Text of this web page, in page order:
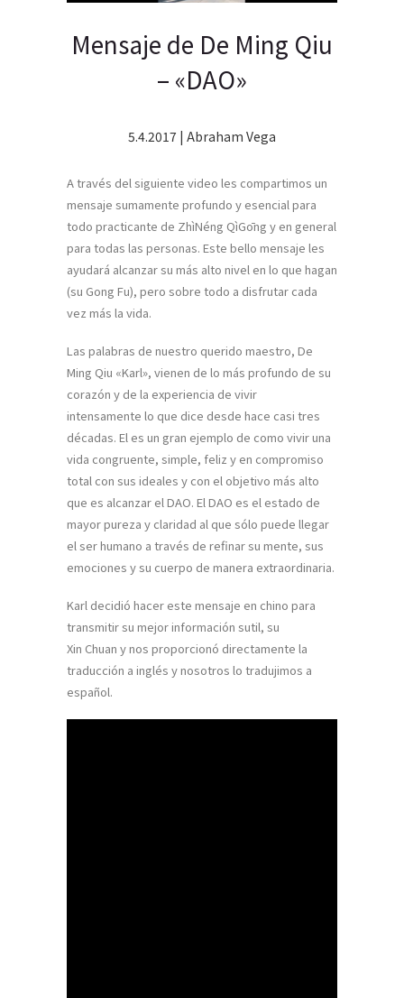
Mensaje de De Ming Qiu
– «DAO»
5.4.2017 | Abraham Vega
A través del siguiente video les compartimos un
mensaje sumamente profundo y esencial para
todo practicante de ZhìNéng QìGōng y en general
para todas las personas. Este bello mensaje les
ayudará alcanzar su más alto nivel en lo que hagan
(su Gong Fu), pero sobre todo a disfrutar cada
vez más la vida.
Las palabras de nuestro querido maestro, De
Ming Qiu «Karl», vienen de lo más profundo de su
corazón y de la experiencia de vivir
intensamente lo que dice desde hace casi tres
décadas. El es un gran ejemplo de como vivir una
vida congruente, simple, feliz y en compromiso
total con sus ideales y con el objetivo más alto
que es alcanzar el DAO. El DAO es el estado de
mayor pureza y claridad al que sólo puede llegar
el ser humano a través de refinar su mente, sus
emociones y su cuerpo de manera extraordinaria.
Karl decidió hacer este mensaje en chino para
transmitir su mejor información sutil, su
Xin Chuan y nos proporcionó directamente la
traducción a inglés y nosotros lo tradujimos a
español.